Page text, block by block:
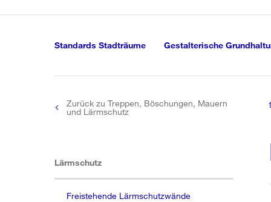
Navigation
Standards Stadträume Gestalterische
Zurück zu Treppen, Böschungen, Mauern
und Lärmschutz
Lärmschutz(aktiv)
Freistehende Lärmschutzwände